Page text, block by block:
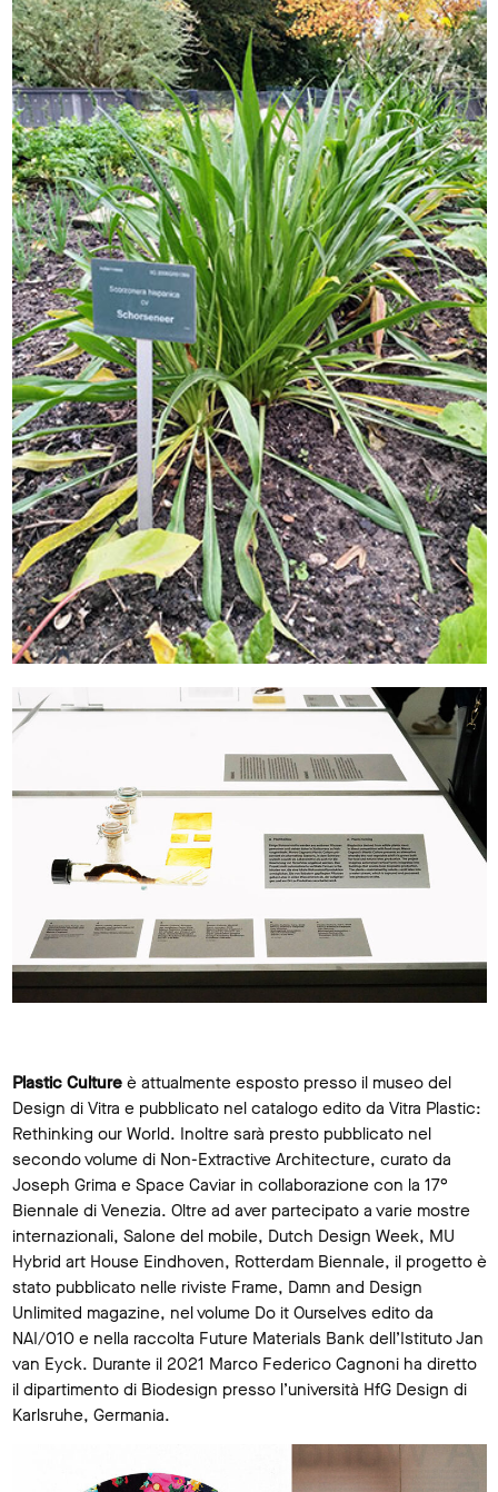
Plastic Cultureè attualmente esposto presso il museo del
Design di Vitra e pubblicato nel catalogo edito da Vitra Plastic:
Rethinking our World. Inoltre sarà presto pubblicato nel
secondo volume di Non-Extractive Architecture, curato da
Joseph Grima e Space Caviar in collaborazione con la 17°
Biennale di Venezia. Oltre ad aver partecipato a varie mostre
internazionali, Salone del mobile, Dutch Design Week, MU
Hybrid art House Eindhoven, Rotterdam Biennale, il progetto è
stato pubblicato nelle riviste Frame, Damn and Design
Unlimited magazine, nel volume Do it Ourselves edito da
NAI/010 e nella raccolta Future Materials Bank dell’Istituto Jan
van Eyck. Durante il 2021 Marco Federico Cagnoni ha diretto
il dipartimento di Biodesign presso l’università HfG Design di
Karlsruhe, Germania.